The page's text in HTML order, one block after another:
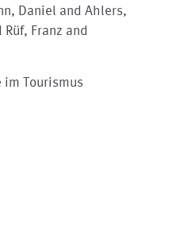
Daniel and Ahlers,
Franz and
im Tourismus